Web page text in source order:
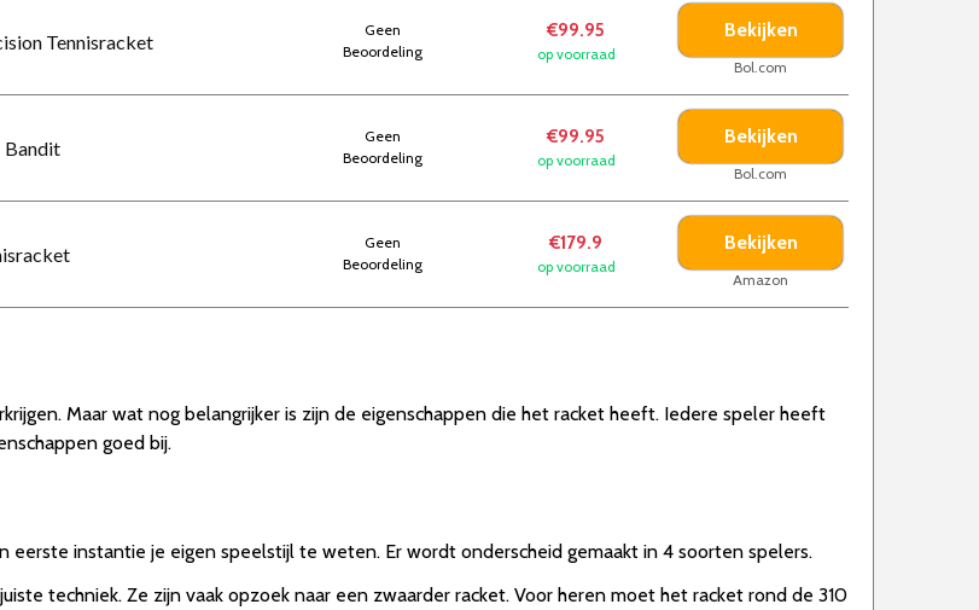
Tennisracket
Geen
Beoordeling
€99.95
op voorraad
Bekijken
Bol.com
Bandit
Geen
Beoordeling
€99.95
op voorraad
Bekijken
Bol.com
Geen
Beoordeling
€179.9
op voorraad
Bekijken
Amazon
Maar wat nog belangrijker is zijn de eigenschappen die het racket heeft. Iedere speler heeft
goed bij.
instantie je eigen speelstijl te weten. Er wordt onderscheid gemaakt in 4 soorten spelers.
techniek. Ze zijn vaak opzoek naar een zwaarder racket. Voor heren moet het racket rond de 310